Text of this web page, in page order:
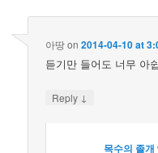
아땅on2014-04-10 at
듣기만 들어도 너무 아
Reply ↓
목수의 졸